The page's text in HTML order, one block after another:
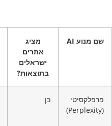
שם מנוע AI
מציג
אתרים
ישראלים
בתוצאות?
פרפלקסיטי
(Perplexity)
כן